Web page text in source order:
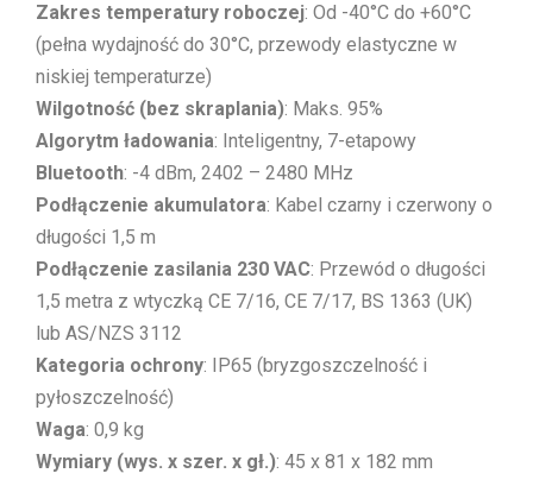
Zakres temperatury roboczej: Od -40°C do +60°C
(pełna wydajność do 30°C, przewody elastyczne w
niskiej temperaturze)
Wilgotność (bez skraplania): Maks. 95%
Algorytm ładowania: Inteligentny, 7-etapowy
Bluetooth: -4 dBm, 2402 – 2480 MHz
Podłączenie akumulatora: Kabel czarny i czerwony o
długości 1,5 m
Podłączenie zasilania 230 VAC: Przewód o długości
1,5 metra z wtyczką CE 7/16, CE 7/17, BS 1363 (UK)
lub AS/NZS 3112
Kategoria ochrony: IP65 (bryzgoszczelność i
pyłoszczelność)
Waga: 0,9 kg
Wymiary (wys. x szer. x gł.): 45 x 81 x 182 mm